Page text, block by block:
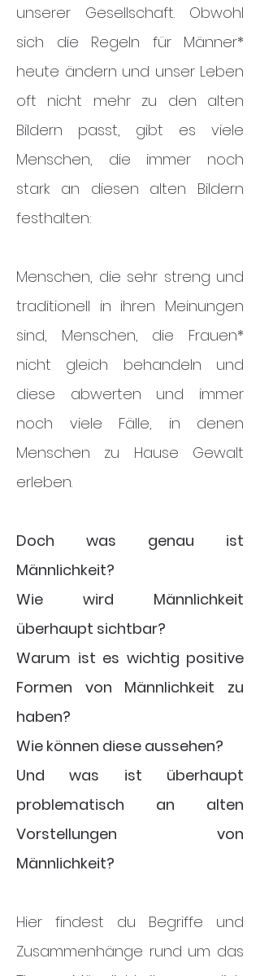
unserer Gesellschaft. Obwohl
sich die Regeln für Männer*
heute ändern und unser Leben
oft nicht mehr zu den alten
Bildern passt, gibt es viele
Menschen, die immer noch
stark an diesen alten Bildern
festhalten:
Menschen, die sehr streng und
traditionell in ihren Meinungen
sind, Menschen, die Frauen*
nicht gleich behandeln und
diese abwerten und immer
noch viele Fälle, in denen
Menschen zu Hause Gewalt
erleben.
Doch was genau ist
Männlichkeit?
Wie wird Männlichkeit
überhaupt sichtbar?
Warum ist es wichtig positive
Formen von Männlichkeit zu
haben?
Wie können diese aussehen?
Und was ist überhaupt
problematisch an alten
Vorstellungen von
Männlichkeit?
Hier findest du Begriffe und
Zusammenhänge rund um das